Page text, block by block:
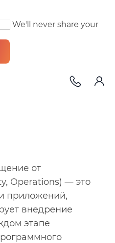
We'll never share your
от
Operations) — это
приложений,
внедрение
этапе